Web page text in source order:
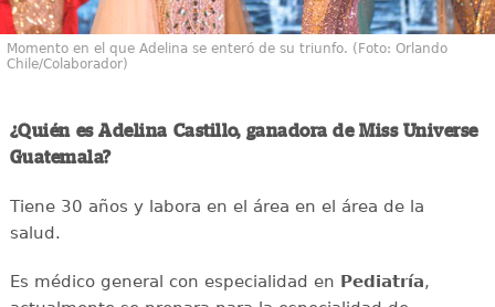
Momento en el que Adelina se enteró de su triunfo. (Foto: Orlando
Chile/Colaborador)
¿Quién es Adelina Castillo, ganadora de Miss Universe
Guatemala?
Tiene 30 años y labora en el área en el área de la
salud.
Es médico general con especialidad en Pediatría,